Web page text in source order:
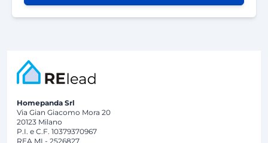
Homepanda Srl
Via Gian Giacomo Mora 20
20123 Milano
P.I. e C.F. 10379370967
REA MI - 2526827